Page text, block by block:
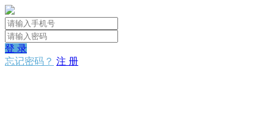
登 录
忘记密码？ 注 册